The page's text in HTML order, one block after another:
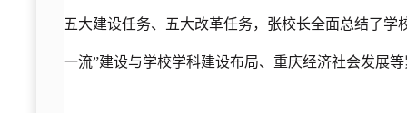
五大建设任务、五大改革任务，张校长全面总结了
一流”建设与学校学科建设布局、重庆经济社会发展